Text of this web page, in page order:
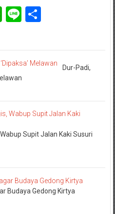
WhatsApp
LineShare
Dur-Padi,
Supit Jalan Kaki Susuri
Budaya Gedong Kirtya